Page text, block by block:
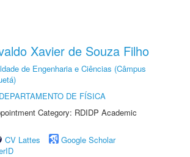
Xavier de Souza Filho
de Engenharia e Ciências (Câmpus
DEPARTAMENTO DE FÍSICA
Category: RDIDP Academic
CV Lattes
Google Scholar